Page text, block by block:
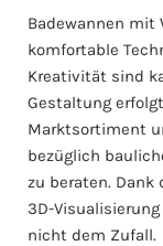
Badewannen mit
komfortable
Kreativität sind
Gestaltung
Marktsortiment
bezüglich
zu beraten. Dank
3D-
nicht dem Zufall.